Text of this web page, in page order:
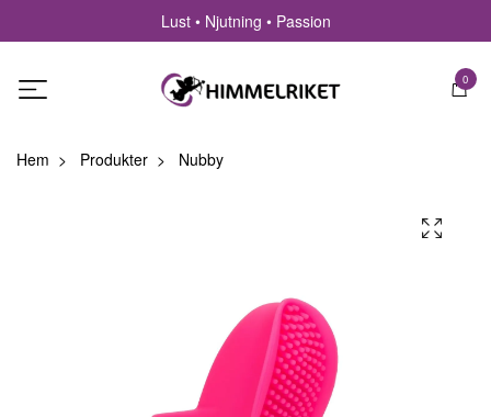
Lust • Njutning • Passion
0
Hem Produkter Nubby